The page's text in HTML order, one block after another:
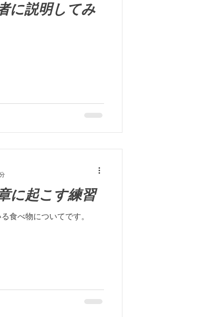
に説明してみ
に起こす練習
食べ物についてです。